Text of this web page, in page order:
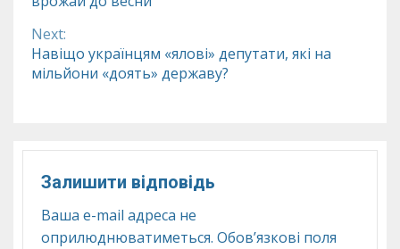
Reading
Next:
Навіщо українцям «ялові» депутати, які на
мільйони «доять» державу?
Залишити відповідь
Ваша e-mail адреса не
оприлюднюватиметься. Обов’язкові поля